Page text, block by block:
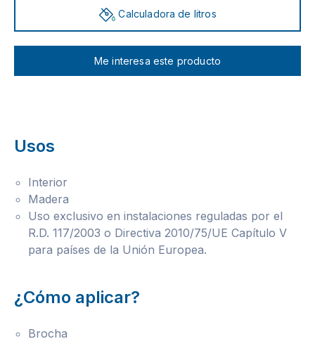
Calculadora de litros
Me interesa este producto
Usos
Interior
Madera
Uso exclusivo en instalaciones reguladas por el
R.D. 117/2003 o Directiva 2010/75/UE Capítulo V
para países de la Unión Europea.
¿Cómo aplicar?
Brocha